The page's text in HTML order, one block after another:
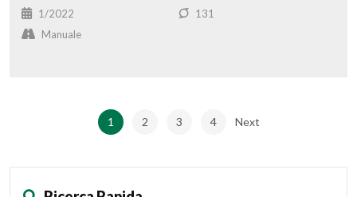
1/2022
131
Manuale
1 2 3 4 Next